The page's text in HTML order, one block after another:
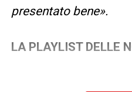
presentato bene».
LA PLAYLIST DELLE